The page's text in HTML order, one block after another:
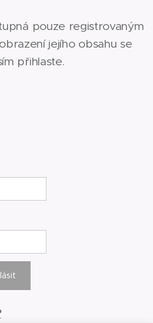
pouze registrovaným
jejího obsahu se
přihlaste.